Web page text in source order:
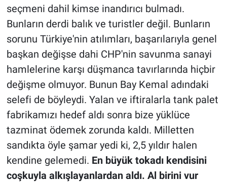
seçmeni dahil kimse inandırıcı bulmadı.
Bunların derdi balık ve turistler değil. Bunların
sorunu Türkiye'nin atılımları, başarılarıyla genel
başkan değişse dahi CHP'nin savunma sanayi
hamlelerine karşı düşmanca tavırlarında hiçbir
değişme olmuyor. Bunun Bay Kemal adındaki
selefi de böyleydi. Yalan ve iftiralarla tank palet
fabrikamızı hedef aldı sonra bize yüklüce
tazminat ödemek zorunda kaldı. Milletten
sandıkta öyle şamar yedi ki, 2,5 yıldır halen
kendine gelemedi. En büyük tokadı kendisini
coşkuyla alkışlayanlardan aldı. Al birini vur